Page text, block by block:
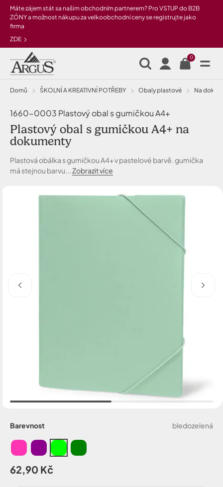
Přeskočit na hlavní obsah
Máte zájem stát sa našim obchodním partnerem? Pro VSTUP do B2B
ZÓNY a možnost nákupu za velkoobchodní ceny se registrujte jako
firma
ZDE
0
Domů ŠKOLNÍ A KREATIVNÍ POTŘEBY Obaly plastové na
1660-0003 Plastový obal s gumičkou A4+
Plastový obal s gumičkou A4+ na
dokumenty
Plastová obálka s gumičkou A4+ v pastelové barvě. gumička
má stejnou barvu...Zobrazit více
Barevnost bledozelená
62,90 Kč